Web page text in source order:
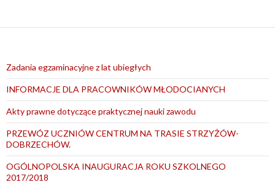
Zadania egzaminacyjne z lat ubiegłych
INFORMACJE DLA PRACOWNIKÓW MŁODOCIANYCH
Akty prawne dotyczące praktycznej nauki zawodu
PRZEWÓZ UCZNIÓW CENTRUM NA TRASIE STRZYŻÓW-
DOBRZECHÓW.
OGÓLNOPOLSKA INAUGURACJA ROKU SZKOLNEGO
2017/2018